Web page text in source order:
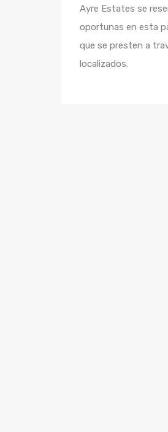
Ayre Estates se
oportunas en esta
que se presten a
localizados.